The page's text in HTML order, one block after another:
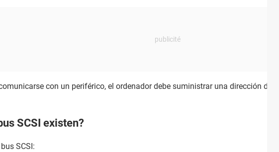
con un periférico, el ordenador debe suministrar una dirección de
SCSI existen?
SCSI: